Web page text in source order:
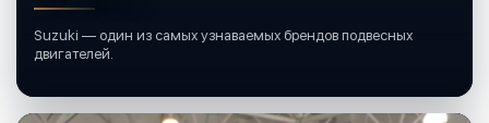
Suzuki — один из самых узнаваемых брендов подвесных
двигателей.